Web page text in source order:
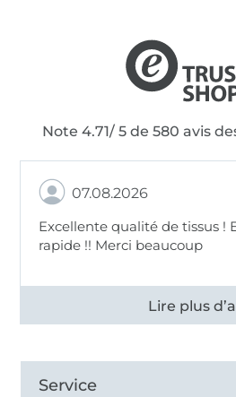
Note 4.71/ 5 de 580 avis
07.08.2026
Excellente qualité de tissus !
rapide !! Merci beaucoup
Voir tous les 11496
Service